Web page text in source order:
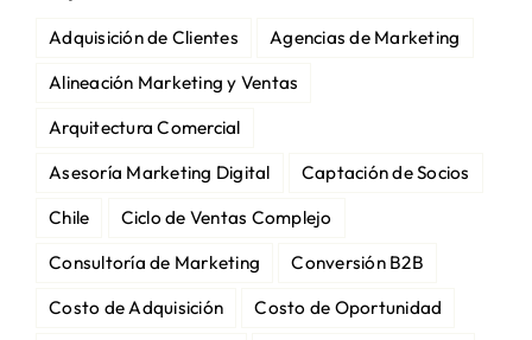
Adquisición de Clientes
Agencias de Marketing
Alineación Marketing y Ventas
Arquitectura Comercial
Asesoría Marketing Digital
Captación de Socios
Chile
Ciclo de Ventas Complejo
Consultoría de Marketing
Conversión B2B
Costo de Adquisición
Costo de Oportunidad